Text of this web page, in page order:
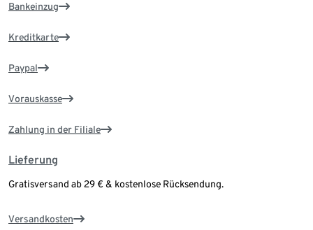
Bankeinzug
Kreditkarte
Paypal
Vorauskasse
Zahlung in der Filiale
Lieferung
Gratisversand ab 29 € & kostenlose Rücksendung.
Versandkosten